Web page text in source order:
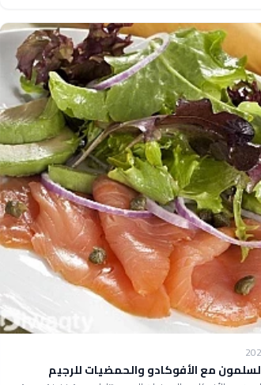
مع الأفوكادو والحمضيات للرجيم